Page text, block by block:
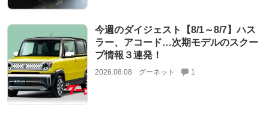
今週のダイジェスト【8/1～8/7】ハス
ラー、アコード…次期モデルのスクー
プ情報３連発！
2026.08.08 グーネット 1